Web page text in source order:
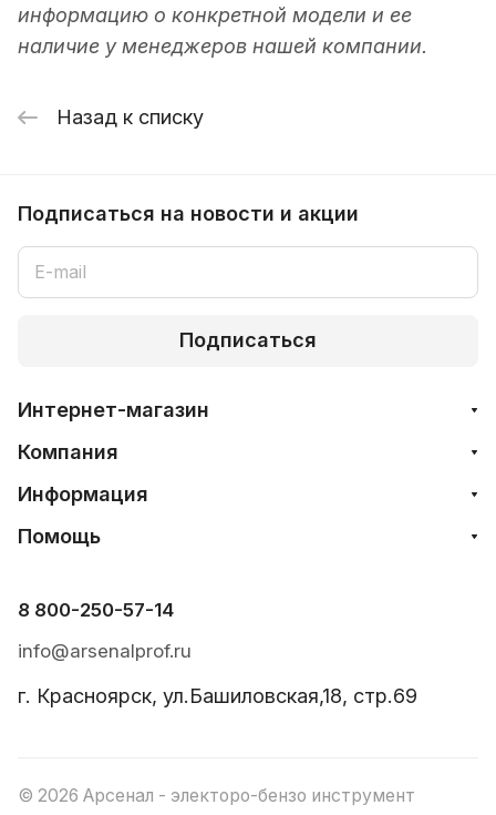
информацию о конкретной модели и ее
наличие у менеджеров нашей компании.
Назад к списку
Подписаться на новости и акции
Подписаться
Интернет-магазин
Компания
Информация
Помощь
8 800-250-57-14
info@arsenalprof.ru
г. Красноярск, ул.Башиловская,18, стр.69
© 2026 Арсенал - электоро-бензо инструмент